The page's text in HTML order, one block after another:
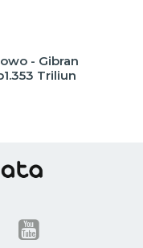
- Gibran
Triliun